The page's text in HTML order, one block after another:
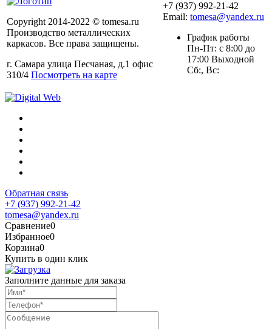
Copyright 2014-2022 © tomesa.ru
Производство металлических
каркасов. Все права защищены.
г. Самара улица Песчаная, д.1 офис
310/4 Посмотреть на карте
+7 (937) 992-21-42
Email: tomesa@yandex.ru
График работы
Пн-Пт: с 8:00 до
17:00 Выходной
Сб:, Вс:
Обратная связь
+7 (937) 992-21-42
tomesa@yandex.ru
Сравнение0
Избранное0
Корзина0
Купить в один клик
Заполните данные для заказа